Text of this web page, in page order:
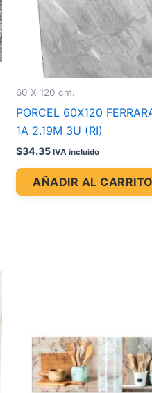
60 X 120 cm.
PORCEL 60X120
1A 2.19M 3U (RI)
$34.35 IVA incluido
AÑADIR AL CARRITO